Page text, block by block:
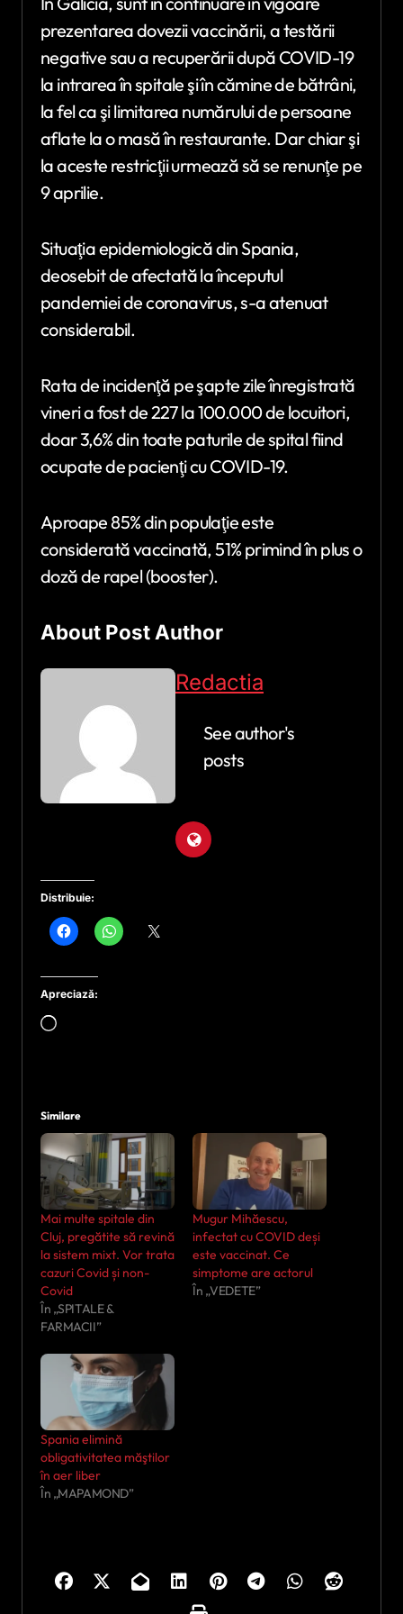
prezentarea dovezii vaccinării, a testării
negative sau a recuperării după COVID-19
la intrarea în spitale şi în cămine de bătrâni,
la fel ca şi limitarea numărului de persoane
aflate la o masă în restaurante. Dar chiar şi
la aceste restricţii urmează să se renunţe pe
9 aprilie.
Situaţia epidemiologică din Spania,
deosebit de afectată la începutul
pandemiei de coronavirus, s-a atenuat
considerabil.
Rata de incidenţă pe şapte zile înregistrată
vineri a fost de 227 la 100.000 de locuitori,
doar 3,6% din toate paturile de spital fiind
ocupate de pacienţi cu COVID-19.
Aproape 85% din populaţie este
considerată vaccinată, 51% primind în plus o
doză de rapel (booster).
About Post Author
Redactia
See author's
posts
Distribuie:
Apreciază:
Încarc...
Similare
Mai multe spitale din
Cluj, pregătite să revină
la sistem mixt. Vor trata
cazuri Covid și non-
Covid
În „SPITALE &
FARMACII”
Mugur Mihăescu,
infectat cu COVID deși
este vaccinat. Ce
simptome are actorul
În „VEDETE”
Spania elimină
obligativitatea măştilor
în aer liber
În „MAPAMOND”